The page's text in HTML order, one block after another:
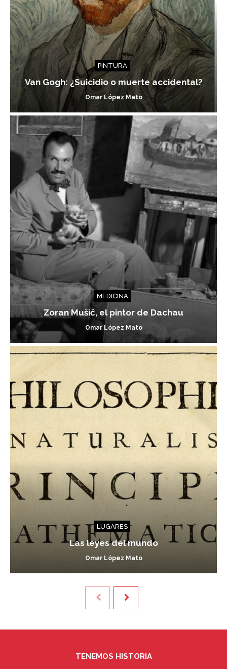
PINTURA
Van Gogh: ¿Suicidio o muerte accidental?
Omar López Mato
MEDICINA
Zoran Mušič, el pintor de Dachau
Omar López Mato
LUGARES
Las leyes del mundo
Omar López Mato
TENEMOS HISTORIA